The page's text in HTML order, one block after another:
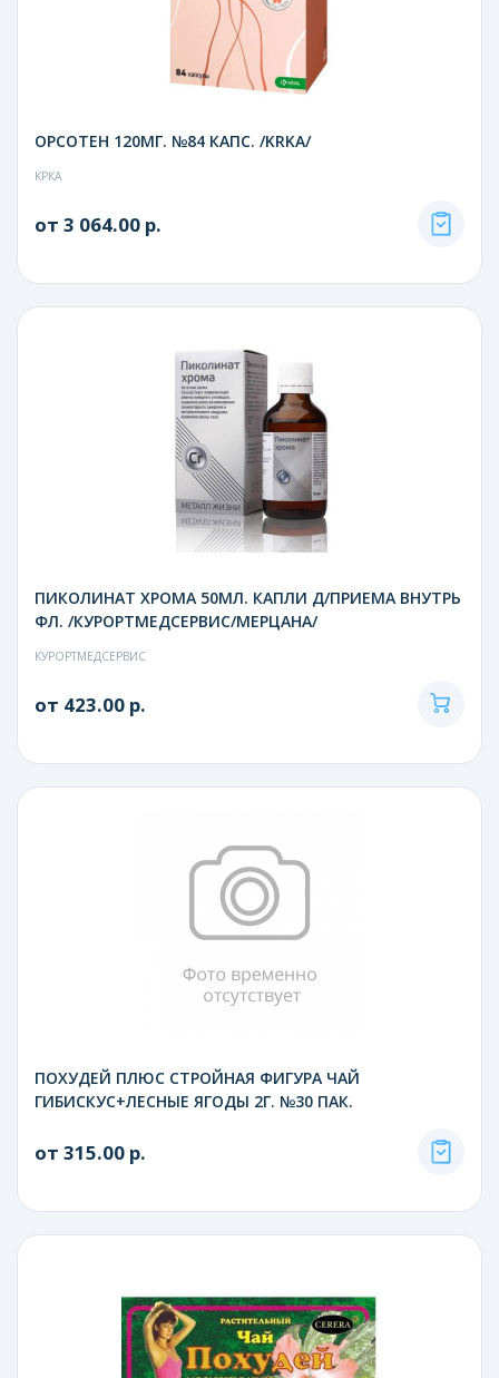
ОРСОТЕН 120МГ. №84 КАПС. /KRKA/
КРКА
от 3 064.00 р.
ПИКОЛИНАТ ХРОМА 50МЛ. КАПЛИ Д/ПРИЕМА ВНУТРЬ
ФЛ. /КУРОРТМЕДСЕРВИС/МЕРЦАНА/
КУРОРТМЕДСЕРВИС
от 423.00 р.
ПОХУДЕЙ ПЛЮС СТРОЙНАЯ ФИГУРА ЧАЙ
ГИБИСКУС+ЛЕСНЫЕ ЯГОДЫ 2Г. №30 ПАК.
от 315.00 р.